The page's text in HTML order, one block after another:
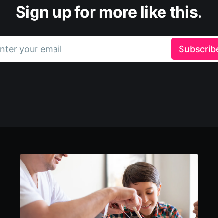
Sign up for more like this.
your email